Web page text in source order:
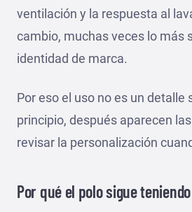
ventilación y la respuesta al
cambio, muchas veces lo más
identidad de marca.
Por eso el uso no es un detalle
principio, después aparecen
revisar la personalización
Por qué el polo sigue